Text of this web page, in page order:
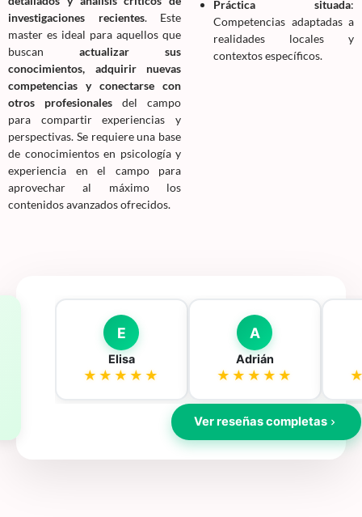
investigaciones recientes. Este
master es ideal para aquellos que
buscan actualizar sus
conocimientos, adquirir nuevas
competencias y conectarse con
otros profesionales del campo
para compartir experiencias y
perspectivas. Se requiere una base
de conocimientos en psicología y
experiencia en el campo para
aprovechar al máximo los
contenidos avanzados ofrecidos.
Práctica situada:
Competencias adaptadas a
realidades locales y
contextos específicos.